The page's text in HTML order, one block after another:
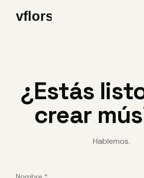
¿Estás
crear
Hablemos.